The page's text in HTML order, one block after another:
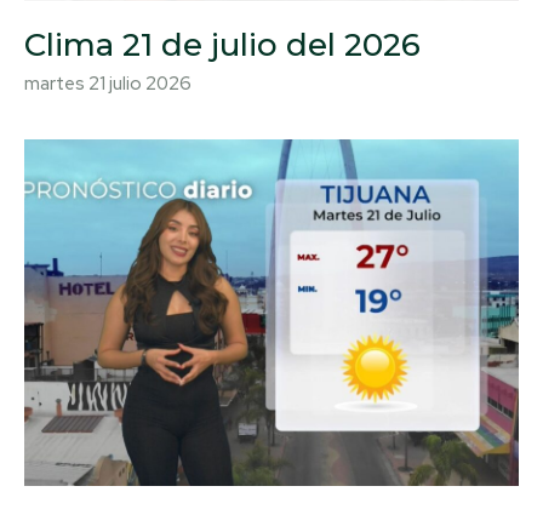
Clima 21 de julio del 2026
martes 21 julio 2026